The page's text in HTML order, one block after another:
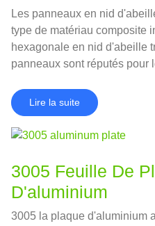
Les panneaux en nid
type de matériau composite
hexagonale en nid d'abeille
panneaux sont réputés pour
populaire dans diverses
l'aérospatiale.
Lire la suite
3005 Feuille De
D'aluminium
3005 la plaque d'aluminium